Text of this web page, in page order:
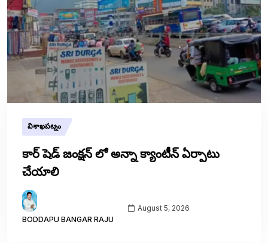
విశాఖపట్నం
కార్ షెడ్ జంక్షన్ లో అన్నా క్యాంటీన్ ఏర్పాటు
చేయాలి
BODDAPU BANGAR RAJU
August 5, 2026